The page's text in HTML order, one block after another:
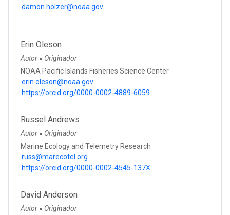
damon.holzer@noaa.gov
Erin Oleson
Autor ● Originador
NOAA Pacific Islands Fisheries Science Center
erin.oleson@noaa.gov
https://orcid.org/0000-0002-4889-6059
Russel Andrews
Autor ● Originador
Marine Ecology and Telemetry Research
russ@marecotel.org
https://orcid.org/0000-0002-4545-137X
David Anderson
Autor ● Originador